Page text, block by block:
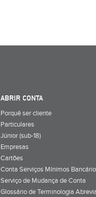
ABRIR CONTA
Porquê ser cliente
Particulares
Júnior (sub-18)
Empresas
Cartões
Conta Serviços Mínimos
Serviço de Mudança de Conta
Glossário de Terminologia